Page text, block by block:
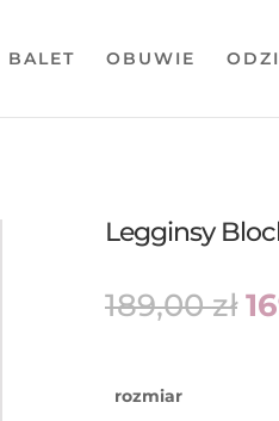
BALET OBUWIE
Legginsy
189,00zł
rozmiar